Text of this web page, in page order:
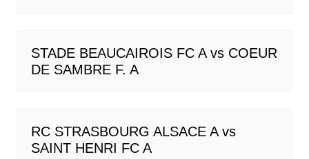
STADE BEAUCAIROIS FC A vs COEUR
DE SAMBRE F. A
RC STRASBOURG ALSACE A vs
SAINT HENRI FC A